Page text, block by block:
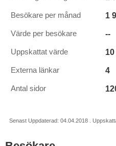
Besökare per månad 1
Värde per besökare --
Uppskattat värde
Externa länkar 4
Antal sidor
Senast Uppdaterad: 04.04.2018 .